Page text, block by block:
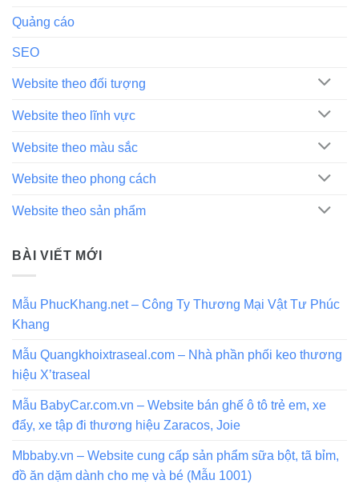
Quảng cáo
SEO
Website theo đối tượng
Website theo lĩnh vực
Website theo màu sắc
Website theo phong cách
Website theo sản phẩm
BÀI VIẾT MỚI
Mẫu PhucKhang.net – Công Ty Thương Mại Vật Tư Phúc
Khang
Mẫu Quangkhoixtraseal.com – Nhà phần phối keo thương
hiệu X’traseal
Mẫu BabyCar.com.vn – Website bán ghế ô tô trẻ em, xe
đẩy, xe tập đi thương hiệu Zaracos, Joie
Mbbaby.vn – Website cung cấp sản phẩm sữa bột, tã bỉm,
đồ ăn dặm dành cho mẹ và bé (Mẫu 1001)